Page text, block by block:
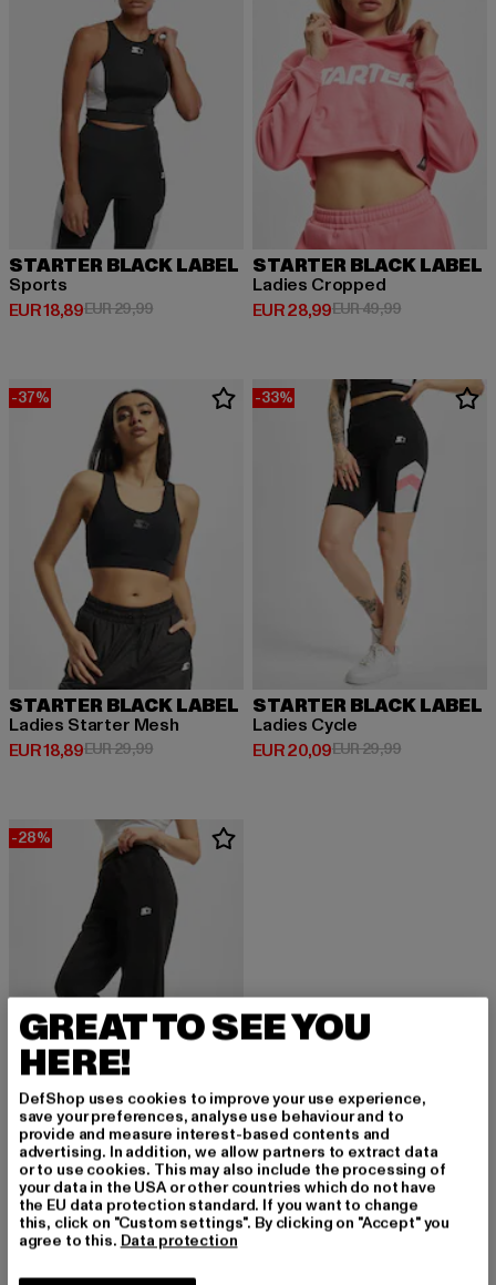
STARTER BLACK LABEL
Sports
EUR 18,89
Huidige prijs: EUR 18,89
EUR 29,99Actieprijs: EUR 29,99
STARTER BLACK LABEL
Ladies Cropped
EUR 28,99
Huidige prijs: EUR 28,99
EUR 49,99Actieprijs:
-37%
STARTER BLACK LABEL
Ladies Starter Mesh
EUR 18,89
Huidige prijs: EUR 18,89
EUR 29,99Actieprijs: EUR 29,99
-33%
STARTER BLACK LABEL
Ladies Cycle
EUR 20,09
Huidige prijs: EUR 20,09
EUR 29,99Actieprijs:
-28%
STARTER BLACK LABEL
Ladies Essential
EUR 35,99
Huidige prijs: EUR 35,99
EUR 49,99Actieprijs: EUR 49,99
GREAT TO SEE YOU
HERE!
DefShop uses cookies to improve your use experience,
save your preferences, analyse use behaviour and to
provide and measure interest-based contents and
advertising. In addition, we allow partners to extract data
or to use cookies. This may also include the processing of
your data in the USA or other countries which do not have
the EU data protection standard. If you want to change
this, click on "Custom settings". By clicking on "Accept" you
agree to this. Data protection